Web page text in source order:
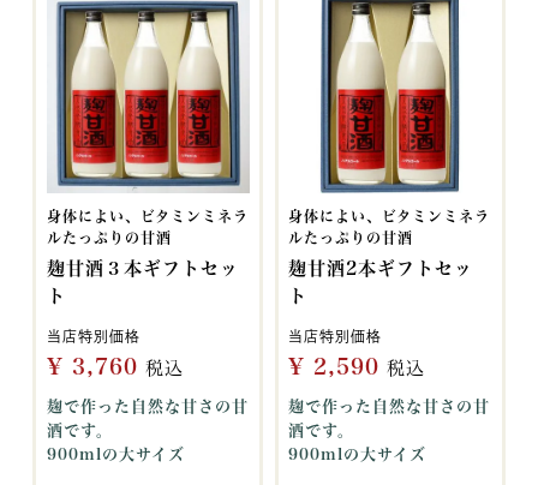
身体によい、ビタミンミネラ
ルたっぷりの甘酒
麹甘酒３本ギフトセッ
ト
当店特別価格
¥ 3,760 税込
麹で作った自然な甘さの甘
酒です。
900mlの大サイズ
身体によい、ビタミンミネラ
ルたっぷりの甘酒
麹甘酒2本ギフトセッ
ト
当店特別価格
¥ 2,590 税込
麹で作った自然な甘さの甘
酒です。
900mlの大サイズ